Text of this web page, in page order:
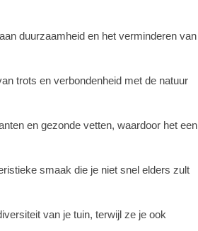
duurzaamheid en het verminderen van
trots en verbondenheid met de natuur
en gezonde vetten, waardoor het een
smaak die je niet snel elders zult
van je tuin, terwijl ze je ook